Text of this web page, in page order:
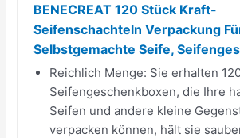
BENECREAT 120 Stück Kraft-
Seifenschachteln Verpackung
Selbstgemachte Seife,
Reichlich Menge: Sie erhalten
Seifengeschenkboxen, die Ihre
Seifen und andere kleine
verpacken können, hält sie